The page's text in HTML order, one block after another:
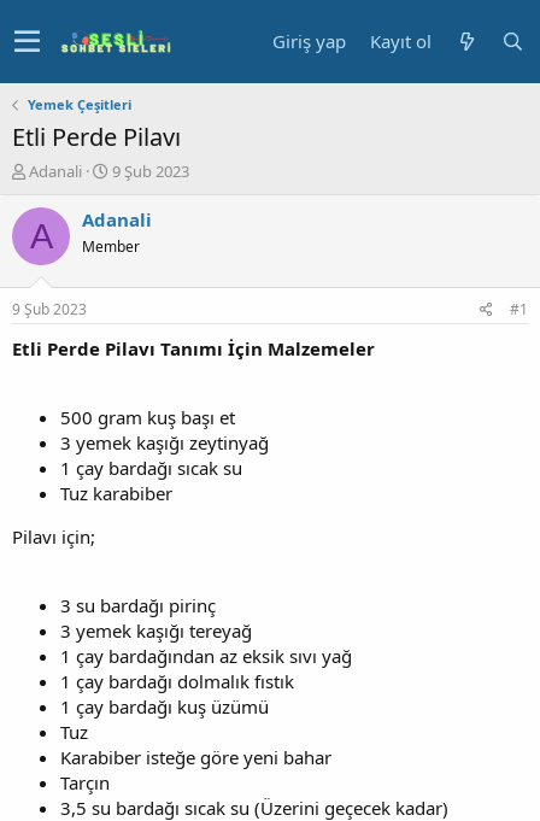
Giriş yap Kayıt ol
Yemek Çeşitleri
Etli Perde Pilavı
K
n
u
y
b
a
ş
Adanali
B
ş
a
ç
i
h
i
9 Şub 2023
A Adanali
Member
9 Şub 2023 #1
Etli Perde Pilavı Tanımı İçin Malzemeler
500 gram kuş başı et
3 yemek kaşığı zeytinyağ
1 çay bardağı sıcak su
Tuz karabiber
Pilavı için;
3 su bardağı pirinç
3 yemek kaşığı tereyağ
1 çay bardağından az eksik sıvı yağ
1 çay bardağı dolmalık fıstık
1 çay bardağı kuş üzümü
Tuz
Karabiber isteğe göre yeni bahar
Tarçın
3,5 su bardağı sıcak su (Üzerini geçecek kadar)